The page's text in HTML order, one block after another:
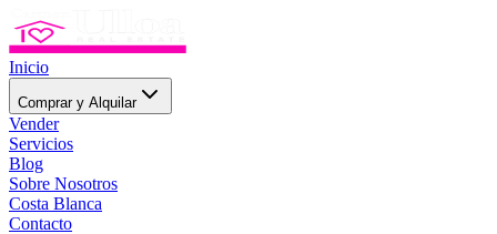
Inicio
Comprar y Alquilar
Vender
Servicios
Blog
Sobre Nosotros
Costa Blanca
Contacto